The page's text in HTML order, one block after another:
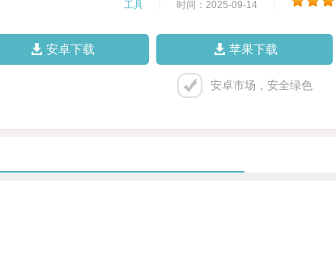
工具 时间：2025-09-14
安卓下载 苹果下载
安卓市场，安全绿色